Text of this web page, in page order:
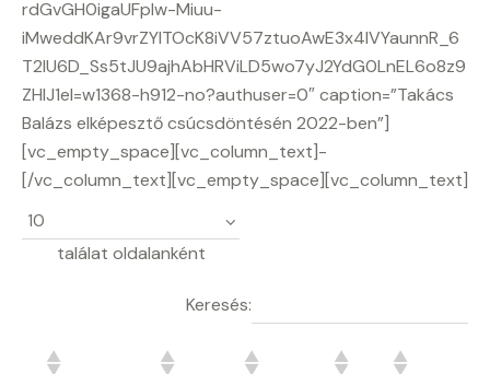
rdGvGH0igaUFpIw-Miuu-
iMweddKAr9vrZYITOcK8iVV57ztuoAwE3x4lVYaunnR_6
T2lU6D_Ss5tJU9ajhAbHRViLD5wo7yJ2YdG0LnEL6o8z9
ZHlJ1el=w1368-h912-no?authuser=0″ caption=”Takács
Balázs elképesztő csúcsdöntésén 2022-ben”]
[vc_empty_space][vc_column_text]-
[/vc_column_text][vc_empty_space][vc_column_text]
találat oldalanként
Keresés: